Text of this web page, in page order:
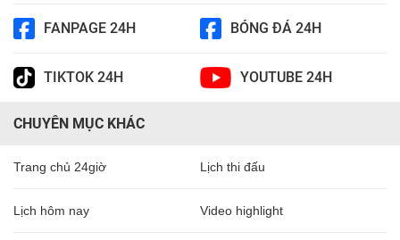
FANPAGE 24H BÓNG ĐÁ 24H
TIKTOK 24H YOUTUBE 24H
CHUYÊN MỤC KHÁC
Trang chủ 24giờ Lịch thi đấu
Lịch hôm nay Video highlight